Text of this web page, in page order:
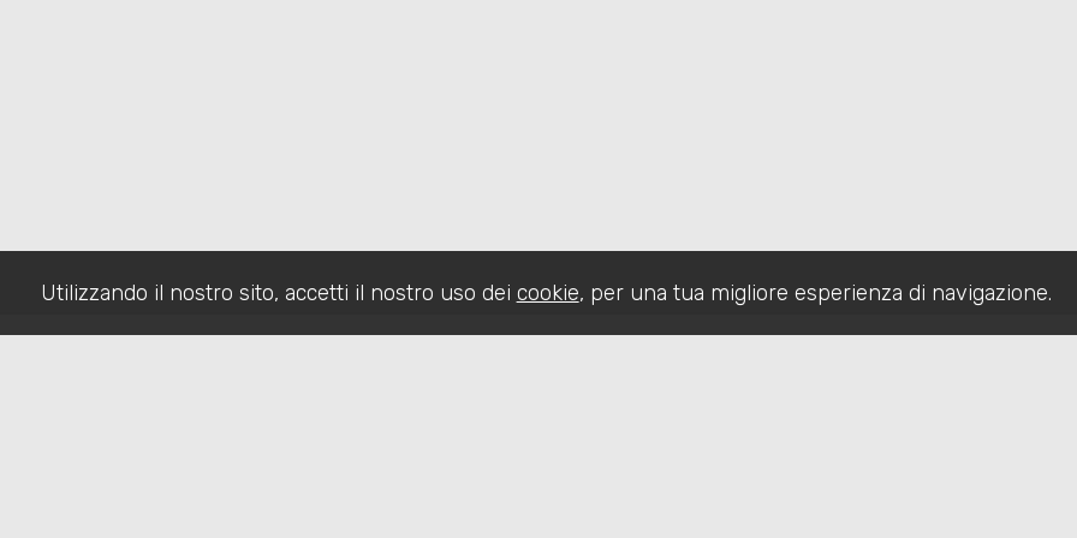
Utilizzando il nostro sito, accetti il nostro uso dei cookie, per una tua migliore esperienza di navigazione.